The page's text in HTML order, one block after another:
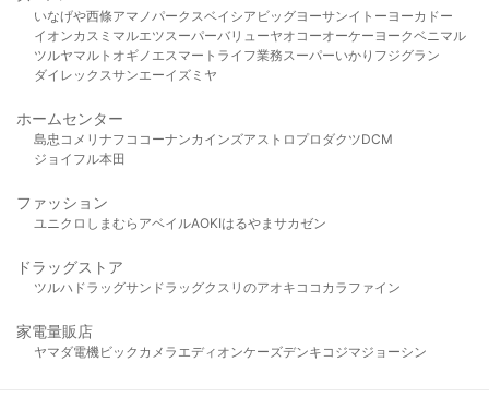
いなげや西條アマノパークスベイシア ビッグヨーサンイトーヨーカドー
イオンカスミ マルエツスーパーバリューヤオコーオーケー ヨークベニマル
ツルヤマルト オギノ エスマート ライフ業務スーパーいかり フジグラン
ダイレックスサンエーイズミヤ
ホームセンター
島忠 コメリ ナフコ コーナンカインズアストロプロダクツDCM
ジョイフル本田
ファッション
ユニクロ しまむら アベイルAOKIはるやま サカゼン
ドラッグストア
ツルハドラッグサンドラッグクスリのアオキ ココカラファイン
家電量販店
ヤマダ電機ビックカメラ エディオンケーズデンキ コジマジョーシン